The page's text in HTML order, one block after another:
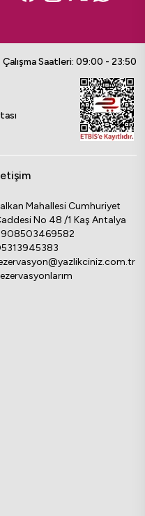
Çalışma Saatleri: 09:00 - 23:50
Mahallesi Cumhuriyet
No 48 /1 Kaş Antalya